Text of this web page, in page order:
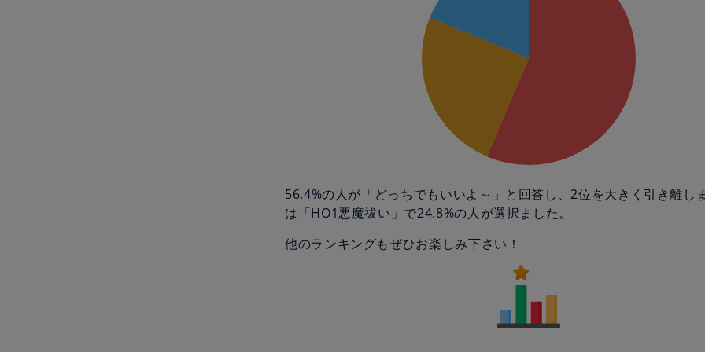
56.4%の人が「どっちでもいいよ～」と回答し、2位を大きく引き離し
は「HO1悪魔祓い」で24.8%の人が選択ました。
他のランキングもぜひお楽しみ下さい！